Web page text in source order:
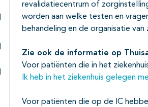
Subpagina's open- en dichtklappen
Subpagina's open- en dichtklappen
Subpagina's open- en dichtklappen
revalidatiecentrum of
worden aan welke testen en
behandeling en de organisatie van
Zie ook de informatie op
Voor patiënten die in het
Ik heb in het ziekenhuis gelegen
Voor patiënten die op de IC